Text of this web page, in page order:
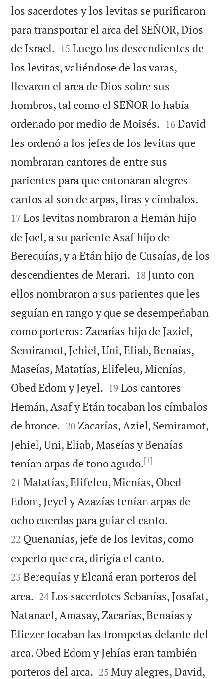
los sacerdotes y los levitas se purificaron
para transportar el arca del SEÑOR, Dios
de Israel. 

15 Luego los descendientes de
los levitas, valiéndose de las varas,
llevaron el arca de Dios sobre sus
hombros, tal como el SEÑOR lo había
ordenado por medio de Moisés. 

16 David
les ordenó a los jefes de los levitas que
nombraran cantores de entre sus
parientes para que entonaran alegres
cantos al son de arpas, liras y címbalos.
17 Los levitas nombraron a Hemán hijo
de Joel, a su pariente Asaf hijo de
Berequías, y a Etán hijo de Cusaías, de los
descendientes de Merari. 

18 Junto con
ellos nombraron a sus parientes que les
seguían en rango y que se desempeñaban
como porteros: Zacarías hijo de Jaziel,
Semiramot, Jehiel, Uni, Eliab, Benaías,
Maseías, Matatías, Elifeleu, Micnías,
Obed Edom y Jeyel. 

19 Los cantores
Hemán, Asaf y Etán tocaban los címbalos
de bronce. 

20 Zacarías, Aziel, Semiramot,
Jehiel, Uni, Eliab, Maseías y Benaías
tenían arpas de tono agudo.[1]
21 Matatías, Elifeleu, Micnías, Obed
Edom, Jeyel y Azazías tenían arpas de
ocho cuerdas para guiar el canto.
22 Quenanías, jefe de los levitas, como
experto que era, dirigía el canto.
23 Berequías y Elcaná eran porteros del
arca. 

24 Los sacerdotes Sebanías, Josafat,
Natanael, Amasay, Zacarías, Benaías y
Eliezer tocaban las trompetas delante del
arca. Obed Edom y Jehías eran también
porteros del arca. 

25 Muy alegres, David,